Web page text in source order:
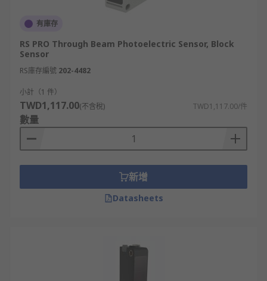
有庫存
RS PRO Through Beam Photoelectric Sensor, Block
Sensor
RS庫存編號 202-4482
小計（1 件）
TWD1,117.00(不含稅) TWD1,117.00/件
數量
新增
Datasheets